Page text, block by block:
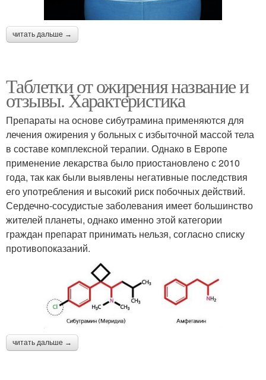
читать дальше →
Таблетки от ожирения название и
отзывы. Характеристика
Препараты на основе сибутрамина применяются для
лечения ожирения у больных с избыточной массой тела
в составе комплексной терапии. Однако в Европе
применение лекарства было приостановлено с 2010
года, так как были выявлены негативные последствия
его употребления и высокий риск побочных действий.
Сердечно-сосудистые заболевания имеет большинство
жителей планеты, однако именно этой категории
граждан препарат принимать нельзя, согласно списку
противопоказаний.
читать дальше →